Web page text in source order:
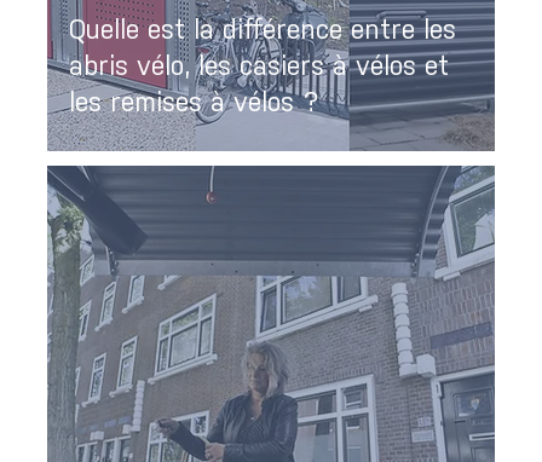
Quelle est la différence entre les
abris vélo, les casiers à vélos et
les remises à vélos ?